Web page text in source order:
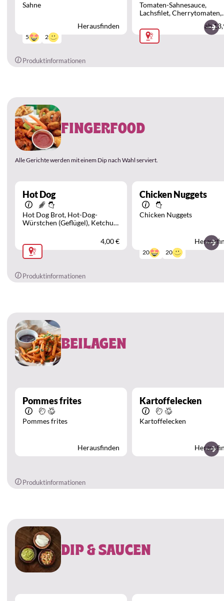
Sahne
Herausfinden
5 2
Tomaten-Sahnesauce
Lachsfilet Cherrytomaten
ab
Produktinformationen
FINGERFOOD
Alle Gerichte werden mit einem Dip nach Wahl serviert.
Hot Dog
Hot Dog Brot Hot-Dog-
Würstchen (Geflügel) Ketchup
4,00 €
Chicken Nuggets
Chicken Nuggets
20 20
Produktinformationen
BEILAGEN
Pommes frites
Pommes frites
Herausfinden
Kartoffelecken
Kartoffelecken
Produktinformationen
DIP & SAUCEN